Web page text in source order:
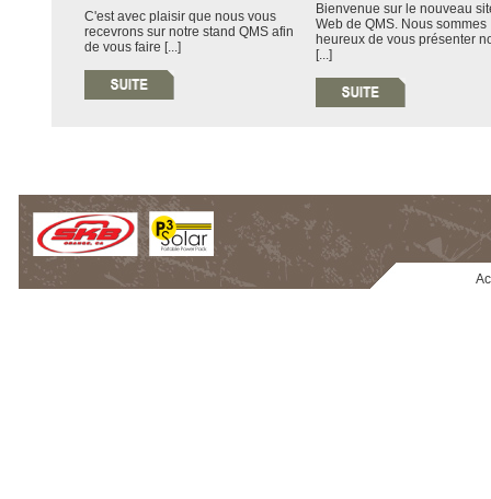
C'est avec plaisir que nous vous
recevrons sur notre stand QMS afin
de vous faire [...]
Bienvenue sur le nouveau
Web de QMS. Nous sommes
heureux de vous présenter
[...]